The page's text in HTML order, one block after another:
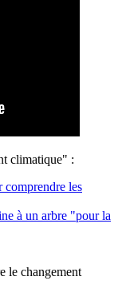
climatique" :
comprendre les
à un arbre "pour la
le changement